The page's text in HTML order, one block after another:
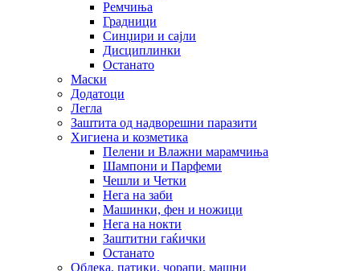
Ремчиња
Градници
Синџири и сајли
Дисциплинки
Останато
Маски
Додатоци
Легла
Заштита од надворешни паразити
Хигиена и козметика
Пелени и Влажни марамчиња
Шампони и Парфеми
Чешли и Четки
Нега на заби
Машинки, фен и ножици
Нега на нокти
Заштитни гаќички
Останато
Облека, патики, чорапи, машни